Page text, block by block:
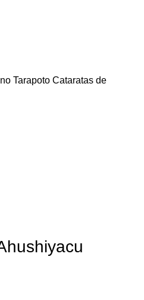
Tarapoto Cataratas de